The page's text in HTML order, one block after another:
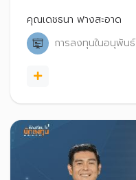
คุณเดชธนา ฟางสะอาด
การลงทุนในอนุพันธ์